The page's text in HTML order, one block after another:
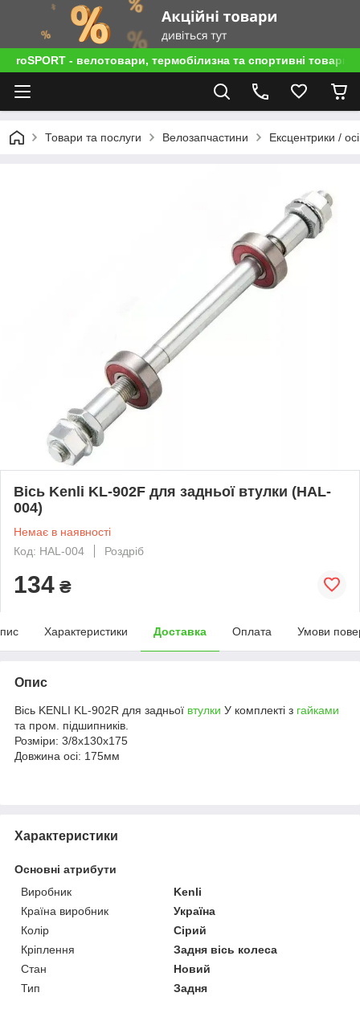
roSPORT - велотовари, термобілизна та спортивні товари
Товари та послуги Велозапчастини Ексцентрики / осі
Вісь Kenli KL-902F для задньої втулки (HAL-
004)
Немає в наявності
Код: HAL-004
Роздріб
134 ₴
Характеристики Доставка Оплата Умови
Опис
Вісь KENLI KL-902R для задньої втулки У комплекті з гайками
та пром. підшипників.
Розміри: 3/8х130х175
Довжина осі: 175мм
Характеристики
Основні атрибути
Виробник
Kenli
Країна виробник
Україна
Колір
Сірий
Кріплення
Задня вісь колеса
Стан
Новий
Тип
Задня